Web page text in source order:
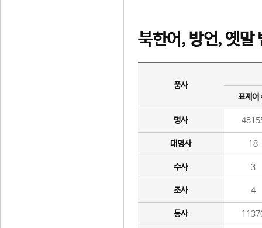
북한어, 방언, 옛말
품사
표제어
명사
대명사 18
수사 3
조사 4
동사